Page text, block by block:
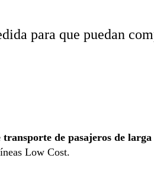
para que puedan
de pasajeros de
Low Cost.